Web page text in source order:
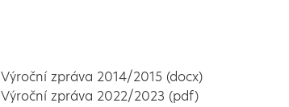
Výroční zpráva 2014/2015 (docx)
Výroční zpráva 2022/2023 (pdf)